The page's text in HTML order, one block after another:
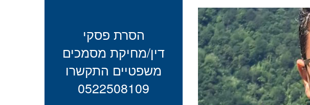
הסרת פסקי
דין/מחיקת מסמכים
משפטיים התקשרו
0522508109